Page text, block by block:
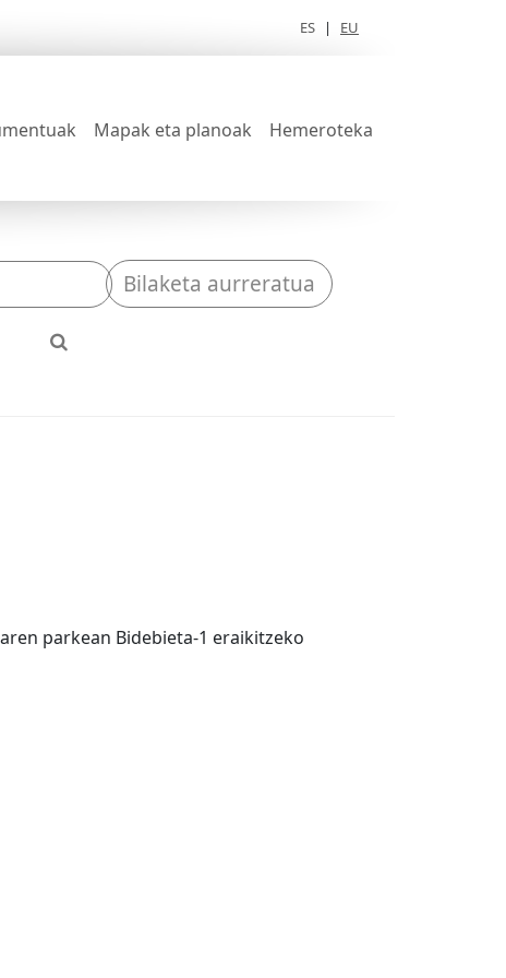
ES | EU
Mapak eta planoak Hemeroteka
Bilaketa aurreratua
parkean Bidebieta-1 eraikitzeko